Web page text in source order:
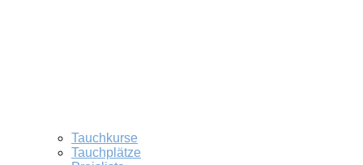
Tauchkurse
Tauchplätze